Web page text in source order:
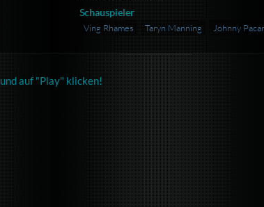
Schauspieler
Ving Rhames Taryn Manning Johnny Pacar
und auf "Play" klicken!